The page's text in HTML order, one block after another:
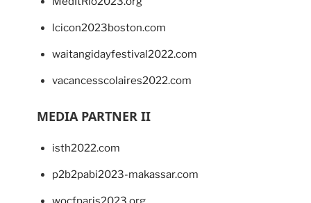
lcicon2023boston.com
waitangidayfestival2022.com
vacancesscolaires2022.com
MEDIA PARTNER II
isth2022.com
p2b2pabi2023-makassar.com